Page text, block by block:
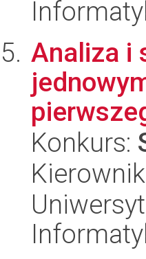
Analiza i
Konkurs: